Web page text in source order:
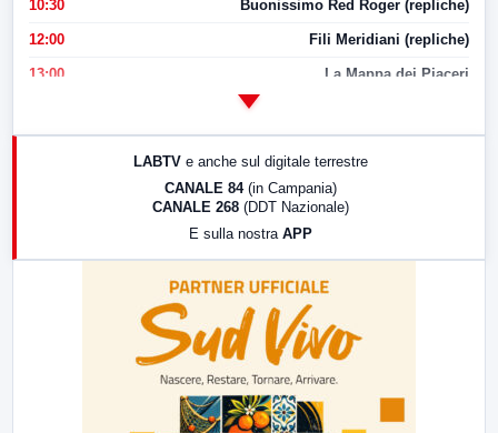
10:30 Buonissimo Red Roger (repliche)
12:00 Fili Meridiani (repliche)
13:00 La Mappa dei Piaceri
LABTV e anche sul digitale terrestre
CANALE 84 (in Campania)
CANALE 268 (DDT Nazionale)
E sulla nostra APP